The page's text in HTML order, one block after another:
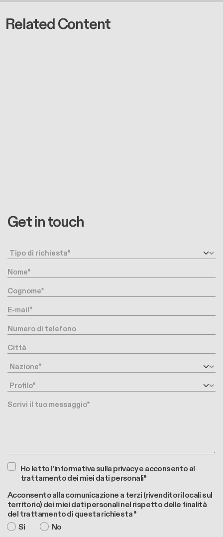
Related Content
Get in touch
Request type
Nome
Cognome
E-mail
Numero di telefono
Città
Nazione
Profilo
Messaggio
Ho letto l'informativa sulla privacye acconsento al
trattamento dei miei dati personali*
Acconsento alla comunicazione a terzi (rivenditori locali sul
territorio) dei miei dati personali nel rispetto delle finalità
del trattamento di questa richiesta *
Si
No